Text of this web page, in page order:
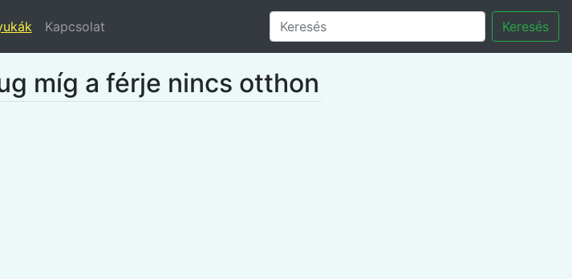
Kapcsolat Keresés
míg a férje nincs otthon